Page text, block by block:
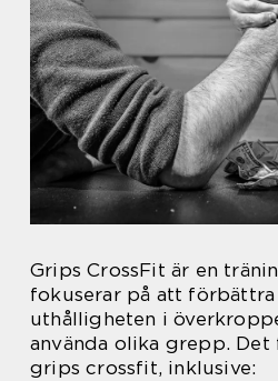
Grips CrossFit är en
fokuserar på att förbättra
uthålligheten i
använda olika grepp.
grips crossfit, inklusive: